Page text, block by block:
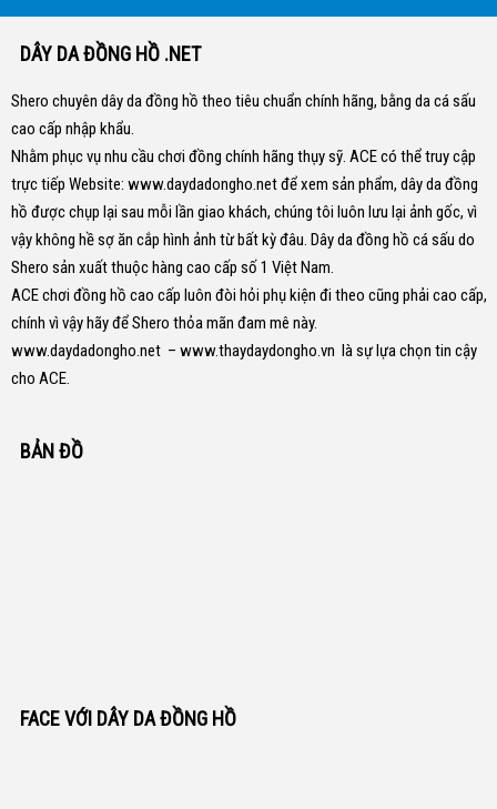
DÂY DA ĐỒNG HỒ .NET
Shero chuyên dây da đồng hồ theo tiêu chuẩn chính hãng, bằng da cá sấu
cao cấp nhập khẩu.
Nhằm phục vụ nhu cầu chơi đồng chính hãng thụy sỹ. ACE có thể truy cập
trực tiếp Website: www.daydadongho.netđể xem sản phẩm, dây da đồng
hồ được chụp lại sau mỗi lần giao khách, chúng tôi luôn lưu lại ảnh gốc, vì
vậy không hề sợ ăn cắp hình ảnh từ bất kỳ đâu. Dây da đồng hồ cá sấu do
Shero sản xuất thuộc hàng cao cấp số 1 Việt Nam.
ACE chơi đồng hồ cao cấp luôn đòi hỏi phụ kiện đi theo cũng phải cao cấp,
chính vì vậy hãy để Shero thỏa mãn đam mê này.
www.daydadongho.net – www.thaydaydongho.vn là sự lựa chọn tin cậy
cho ACE.
BẢN ĐỒ
FACE VỚI DÂY DA ĐỒNG HỒ